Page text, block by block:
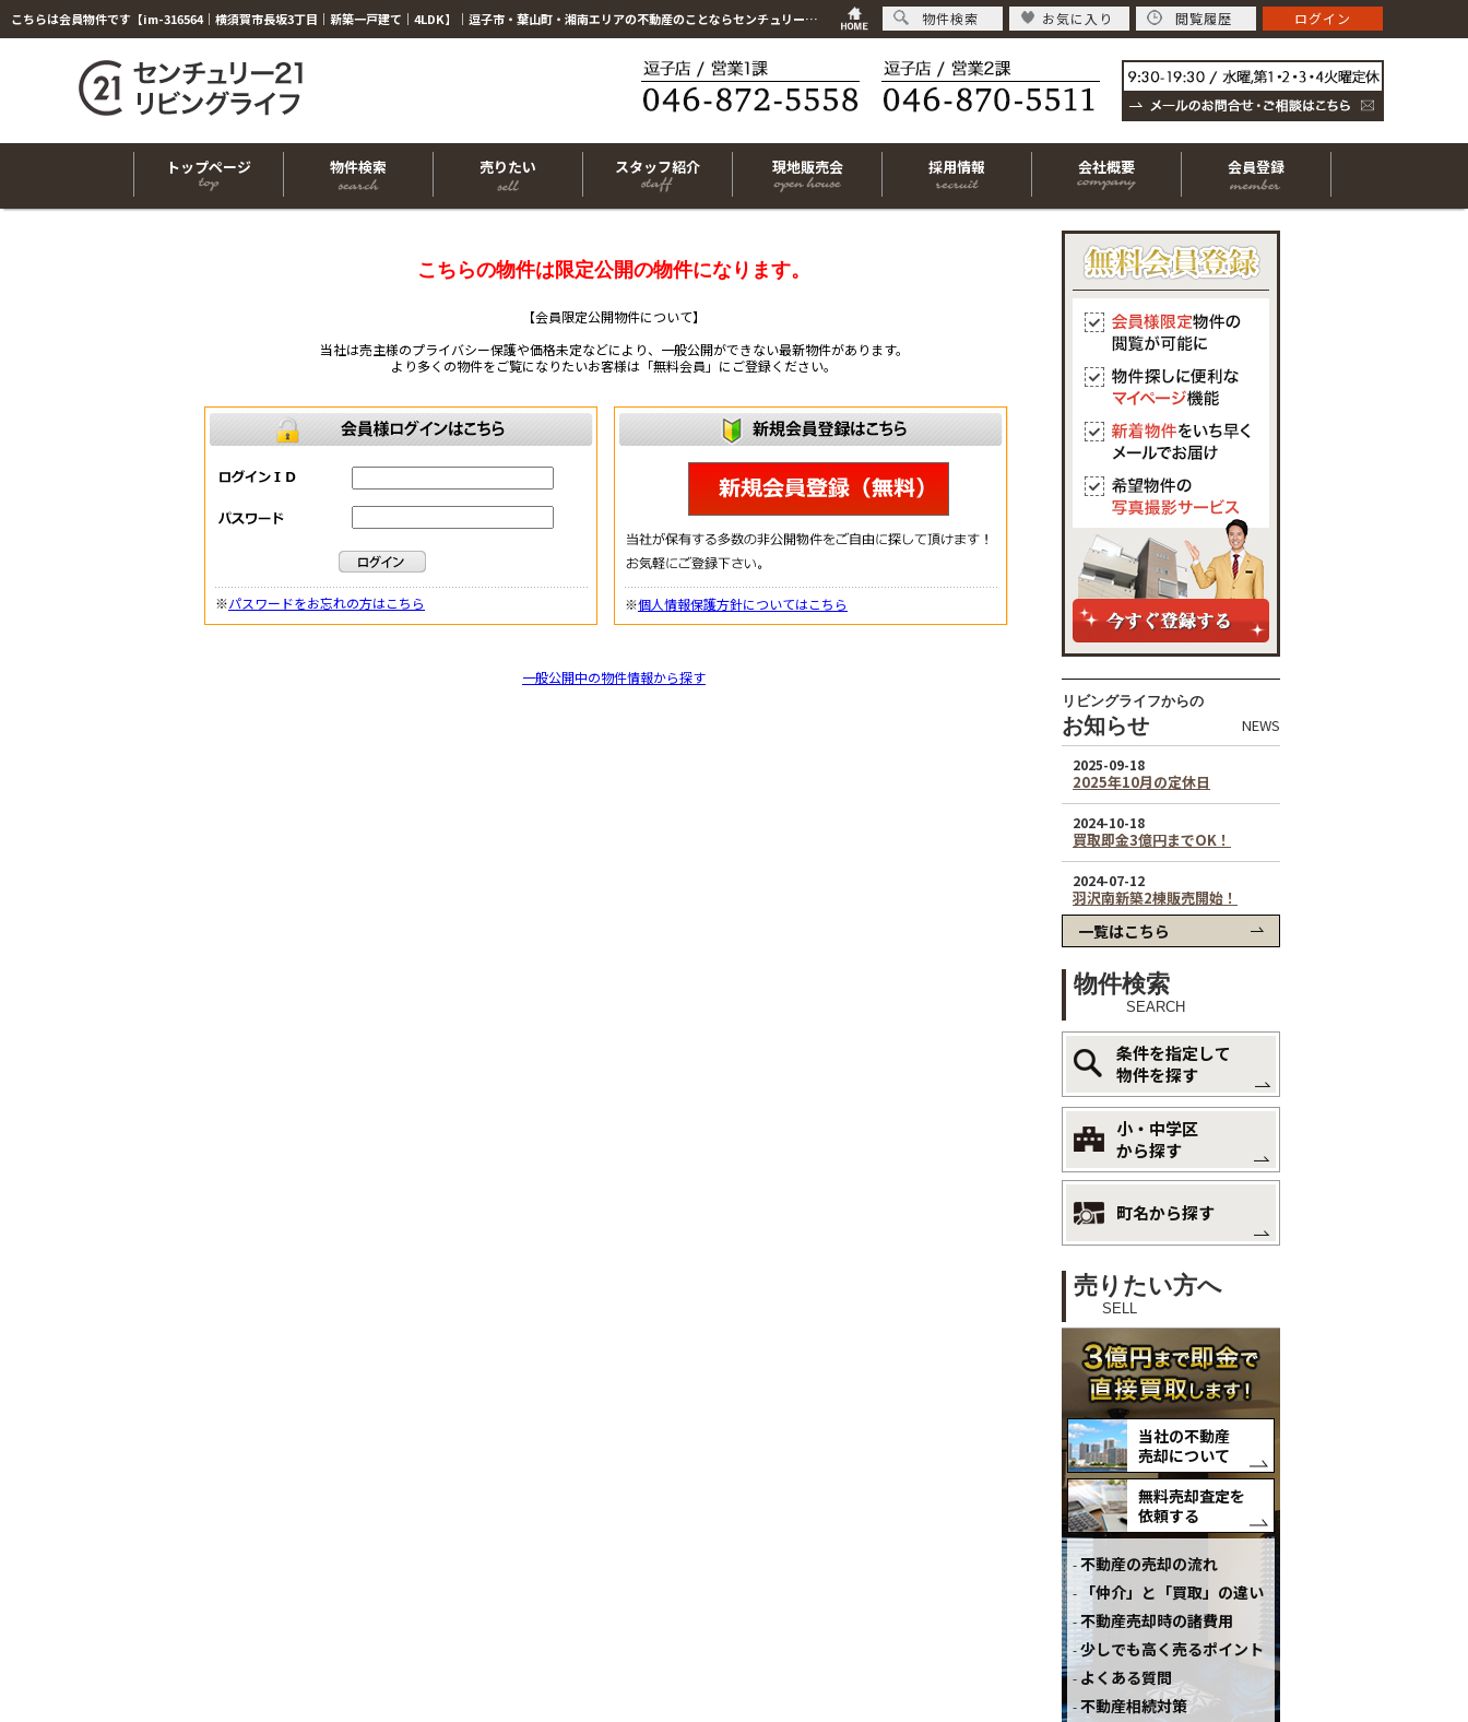
こちらは会員物件です【im-316564｜横須賀市長坂3丁目｜新築一戸建て｜4LDK】｜逗子市・葉山町・湘南エリアの不動産のことならセンチュリー21リビングライフにお任せください！
トップページ 物件検索 売りたい スタッフ紹介 現地販売会 採用情報 会社概要 会員登録
こちらの物件は限定公開の物件になります。
【会員限定公開物件について】
当社は売主様のプライバシー保護や価格未定などにより、一般公開ができない最新物件があります。
より多くの物件をご覧になりたいお客様は「無料会員」にご登録ください。
※パスワードをお忘れの方はこちら ※個人情報保護方針についてはこちら
一般公開中の物件情報から探す
リビングライフからの
お知らせ NEWS
一覧はこちら
物件検索
SEARCH
条件を指定して
物件を探す
小・中学区
から探す
町名から探す
売りたい方へ
SELL
当社の不動産
売却について
無料売却査定を
依頼する
不動産の売却の流れ
「仲介」と「買取」の違い
不動産売却時の諸費用
少しでも高く売るポイント
よくある質問
不動産相続対策
物件検索 お気に入り 閲覧履歴 ログイン